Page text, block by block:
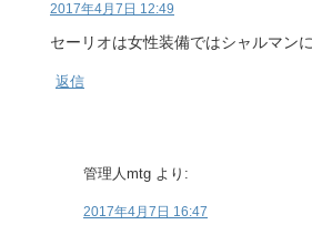
2017年4月7日 12:49
セーリオは女性装備ではシャルマン
返信
管理人mtg より:
2017年4月7日 16:47